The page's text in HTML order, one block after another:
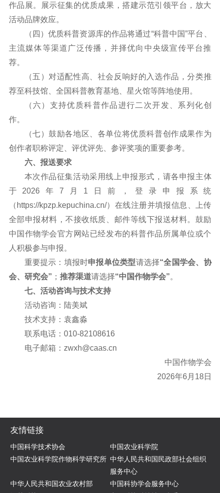
作品展。展示征集的优质成果，搭建示范引领平台，放大
活动品牌效应。
（四）优质科普资源库的作品将通过“科普中国”平台、
主流媒体等渠道广泛传播，并择优向中央级宣传平台推
荐。
（五）对适配性高、社会反响好的入选作品，分类推
荐至科技馆、全国科普教育基地、星火馆等阵地使用。
（六）支持优质科普作品进行二次开发、系列化创
作。
（七）鼓励各地区、各单位将优质科普创作成果作为
创作者职称评定、评优评先、参评奖项的重要参考。
六、报送要求
本次作品征集活动采用线上申报形式，请各申报主体
于2026年7月1日前，登录申报系统
（https://kpzp.kepuchina.cn/）在线注册并填报信息、上传
全部申报材料，不接收纸质、邮件等线下报送材料。鼓励
中国作物学会官方网站已经发布的科普作品所属单位或个
人积极参与申报。
重要提示：填报时申报单位类型请选择“全国学会、协
会、研究会” ； 推荐渠道请选择“中国作物学会”。
七、活动咨询与技术支持
活动咨询：陆美斌
技术支持：袁鑫淼
联系电话：010-82108616
电子邮箱：zwxh@caas.cn
中国作物学会
2026年6月18日
友情链接
中国科学技术协会
中国农业科学院
中国农业科学院作物科学研究所 中华人民共和国民政部社会组织
服务中心
中华人民共和国农业农村部
中国科协学会服务中心